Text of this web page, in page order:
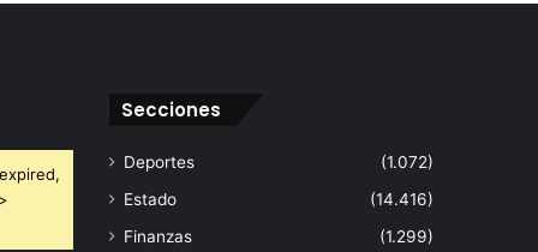
Secciones
Deportes
(1.072)
Estado
(14.416)
Finanzas
(1.299)